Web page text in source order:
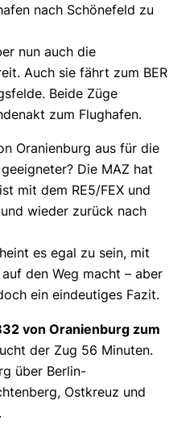
nach Schönefeld zu
nun auch die
Auch sie fährt zum BER
Beide Züge
zum Flughafen.
Oranienburg aus für die
Die MAZ hat
mit dem RE5/FEX und
wieder zurück nach
es egal zu sein, mit
den Weg macht – aber
ein eindeutiges Fazit.
von Oranienburg zum
der Zug 56 Minuten.
über Berlin-
Ostkreuz und